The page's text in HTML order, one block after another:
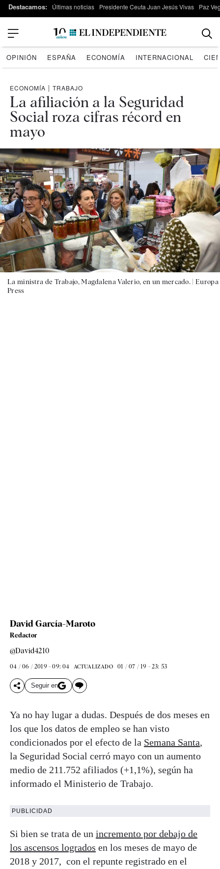
Destacamos: Últimas noticias Presidente Ceuta Juan Jesús Vivas Paz
OPINIÓN ESPAÑA ECONOMÍA INTERNACIONAL
ECONOMÍA | TRABAJO
La afiliación a la Seguridad
Social roza cifras récord en
mayo
La ministra de Trabajo, Magdalena Valerio, en un mercado. | Europa
Press
David García-Maroto
Redactor
@David4210
04 / 06 / 2019 - 09: 04 ACTUALIZADO 01 / 07 / 19 - 23: 53
Seguir en
Ya no hay lugar a dudas. Después de dos meses en
los que los datos de empleo se han visto
condicionados por el efecto de la Semana Santa,
la Seguridad Social cerró mayo con un aumento
medio de 211.752 afiliados (+1,1%), según ha
informado el Ministerio de Trabajo.
PUBLICIDAD
Si bien se trata de un incremento por debajo de
los ascensos logrados en los meses de mayo de
2018 y 2017, con el repunte registrado en el